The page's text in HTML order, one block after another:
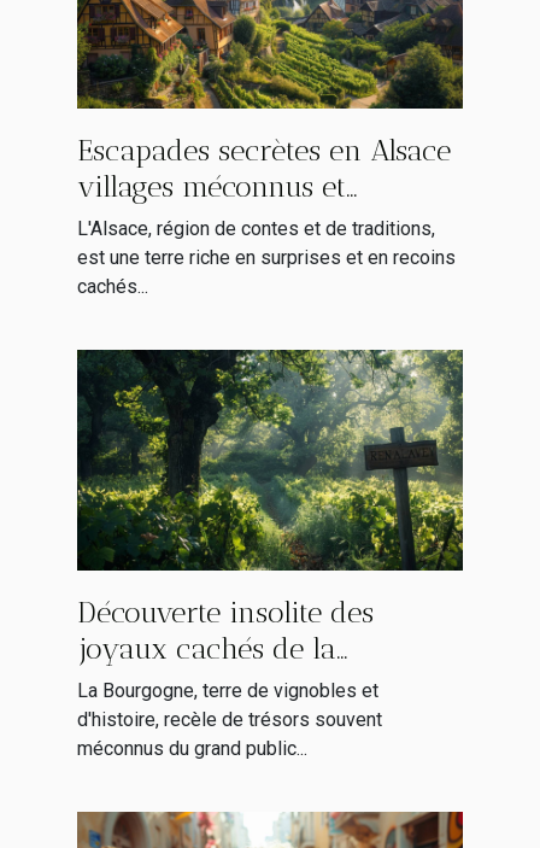
Escapades secrètes en Alsace
villages méconnus et
itinéraires alternatifs
L'Alsace, région de contes et de traditions,
est une terre riche en surprises et en recoins
cachés...
Découverte insolite des
joyaux cachés de la
Bourgogne stratégies SEO
pour explorer hors des
sentiers battus
La Bourgogne, terre de vignobles et
d'histoire, recèle de trésors souvent
méconnus du grand public...